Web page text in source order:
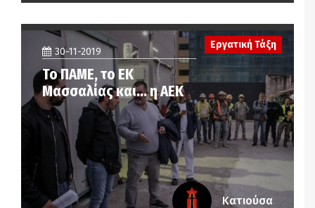
30-11-2019
Το ΠΑΜΕ, το ΕΚ
Μασσαλίας και… η ΑΕΚ
Εργατική Τάξη
Κατιούσα